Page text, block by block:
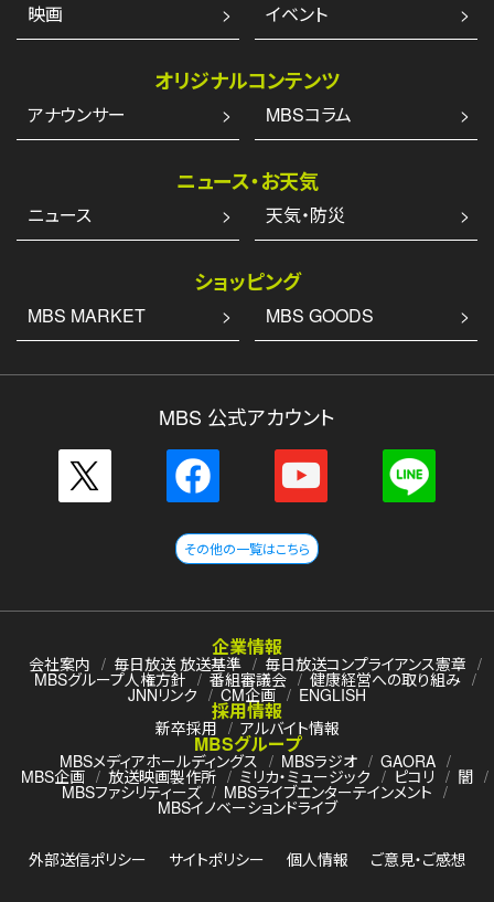
映画 イベント
オリジナルコンテンツ
アナウンサー MBSコラム
ニュース・お天気
ニュース 天気・防災
ショッピング
MBS MARKET MBS GOODS
MBS 公式アカウント
その他の一覧はこちら
企業情報
会社案内 毎日放送 放送基準 毎日放送コンプライアンス憲章
MBSグループ人権方針 番組審議会 健康経営への取り組み
JNNリンク CM企画 ENGLISH
採用情報
新卒採用 アルバイト情報
MBSグループ
MBSメディアホールディングス MBSラジオ GAORA
MBS企画 放送映画製作所 ミリカ・ミュージック ピコリ 闇
MBSファシリティーズ MBSライブエンターテインメント
MBSイノベーションドライブ
外部送信ポリシー サイトポリシー 個人情報 ご意見・ご感想